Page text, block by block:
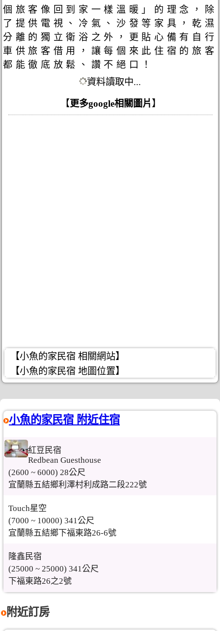
個旅客像回到家一樣溫暖」的理念，除
了提供電視、冷氣、沙發等家具，乾濕
分離的獨立衛浴之外，更貼心備有自行
車供旅客借用，讓每個來此住宿的旅客
都能徹底放鬆、讚不絕口！
資料讀取中...
【更多google相關圖片 】
【小魚的家民宿 相關網站】
【小魚的家民宿 地圖位置】
小魚的家民宿 附近住宿
紅豆民宿
Redbean Guesthouse
(2600 ~ 6000) 28公尺
宜蘭縣五結鄉利澤村利成路二段222號
Touch星空
(7000 ~ 10000) 341公尺
宜蘭縣五結鄉下福東路26-6號
隆鑫民宿
(25000 ~ 25000) 341公尺
下福東路26之2號
附近訂房